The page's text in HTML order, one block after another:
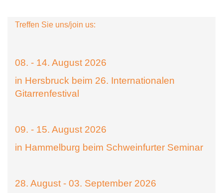
Treffen Sie uns/join us:
08. - 14. August 2026
in Hersbruck beim 26. Internationalen
Gitarrenfestival
09. - 15. August 2026
in Hammelburg beim Schweinfurter Seminar
28. August - 03. September 2026